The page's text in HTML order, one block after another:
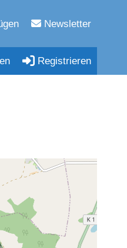
Newsletter
Registrieren